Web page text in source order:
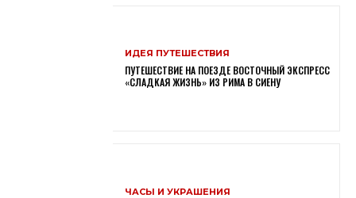
ИДЕЯ ПУТЕШЕСТВИЯ
ПУТЕШЕСТВИЕ НА ПОЕЗДЕ ВОСТОЧНЫЙ ЭКСПРЕСС
«СЛАДКАЯ ЖИЗНЬ» ИЗ РИМА В СИЕНУ
ЧАСЫ И УКРАШЕНИЯ